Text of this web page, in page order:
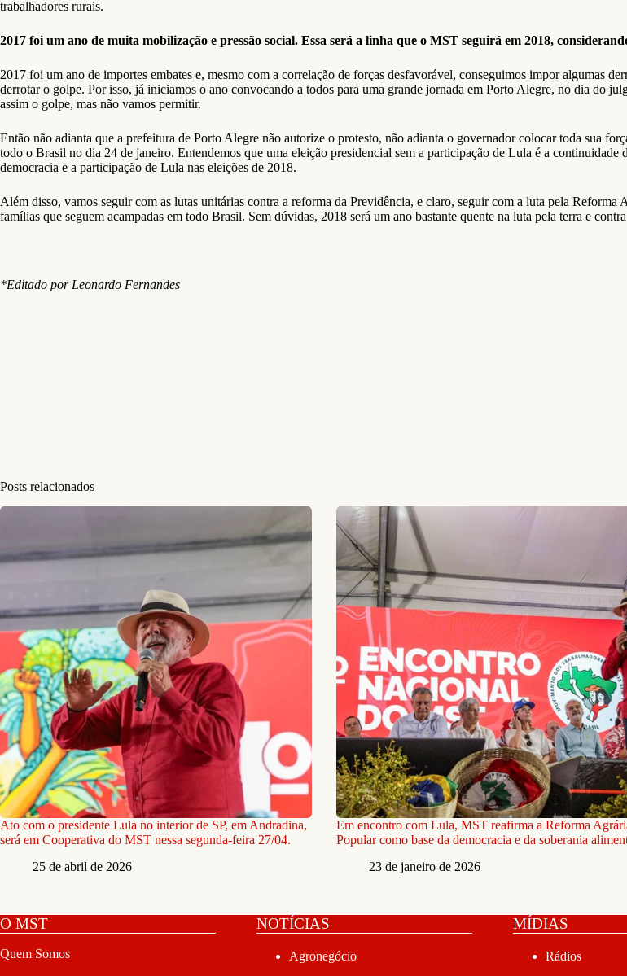
trabalhadores rurais.
2017 foi um ano de muita mobilização e pressão social. Essa será a linha que o MST seguirá em 2018,
2017 foi um ano de importes embates e, mesmo com a correlação de forças desfavorável, conseguimos impor algumas
derrotar o golpe. Por isso, já iniciamos o ano convocando a todos para uma grande jornada em Porto Alegre, no dia do
assim o golpe, mas não vamos permitir.
Então não adianta que a prefeitura de Porto Alegre não autorize o protesto, não adianta o governador colocar toda sua
todo o Brasil no dia 24 de janeiro. Entendemos que uma eleição presidencial sem a participação de Lula é a
democracia e a participação de Lula nas eleições de 2018.
Além disso, vamos seguir com as lutas unitárias contra a reforma da Previdência, e claro, seguir com a luta pela
famílias que seguem acampadas em todo Brasil. Sem dúvidas, 2018 será um ano bastante quente na luta pela terra e
*Editado por Leonardo Fernandes
Posts relacionados
Ato com o presidente Lula no interior de SP, em Andradina,
será em Cooperativa do MST nessa segunda-feira 27/04.
25 de abril de 2026
Em encontro com Lula, MST reafirma a Reforma
Popular como base da democracia e da soberania
23 de janeiro de 2026
O MST
Quem Somos
NOTÍCIAS
Agronegócio
MÍDIAS
Rádios